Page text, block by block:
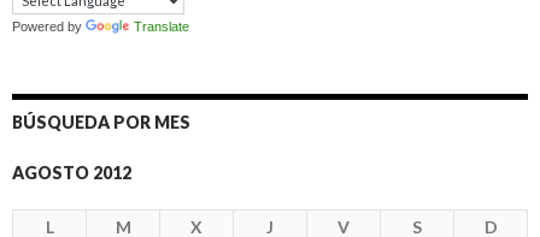
Powered by Translate
BÚSQUEDA POR MES
AGOSTO 2012
L M X J V S
D